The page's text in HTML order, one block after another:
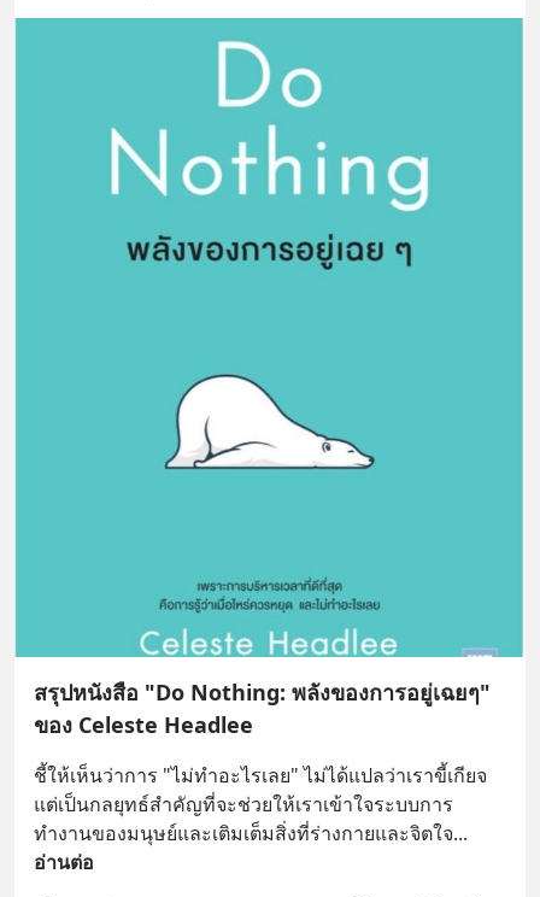
สรุปหนังสือ "Do Nothing: พลังของการอยู่เฉยๆ"
ของ Celeste Headlee
ชี้ให้เห็นว่าการ "ไม่ทำอะไรเลย" ไม่ได้แปลว่าเราขี้เกียจ
แต่เป็นกลยุทธ์สำคัญที่จะช่วยให้เราเข้าใจระบบการ
ทำงานของมนุษย์และเติมเต็มสิ่งที่ร่างกายและจิตใจ
อ่านต่อ